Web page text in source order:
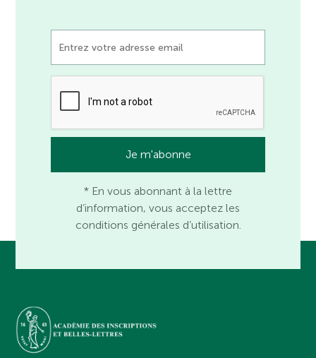
* En vous abonnant à la lettre
d’information, vous acceptez les
conditions générales d’utilisation.